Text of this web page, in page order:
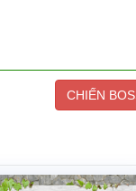
CHIẾN